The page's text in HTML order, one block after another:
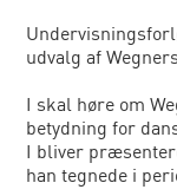
udvalg af
I skal høre om
betydning for
I bliver
han tegnede i